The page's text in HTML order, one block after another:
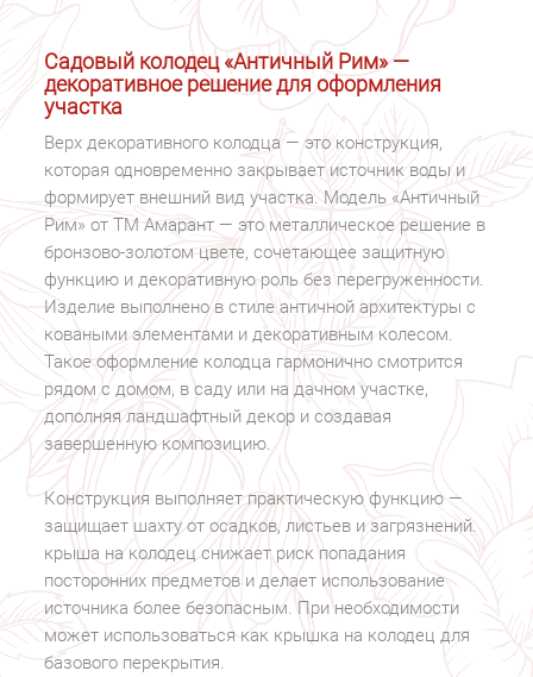
Садовый колодец «Античный Рим» —
декоративное решение для оформления
участка
Верх декоративного колодца — это конструкция,
которая одновременно закрывает источник воды и
формирует внешний вид участка. Модель «Античный
Рим» от ТМ Амарант — это металлическое решение в
бронзово-золотом цвете, сочетающее защитную
функцию и декоративную роль без перегруженности.
Изделие выполнено в стиле античной архитектуры с
коваными элементами и декоративным колесом.
Такое оформление колодца гармонично смотрится
рядом с домом, в саду или на дачном участке,
дополняя ландшафтный декор и создавая
завершенную композицию.
Конструкция выполняет практическую функцию —
защищает шахту от осадков, листьев и загрязнений.
крыша на колодец снижает риск попадания
посторонних предметов и делает использование
источника более безопасным. При необходимости
может использоваться как крышка на колодец для
базового перекрытия.